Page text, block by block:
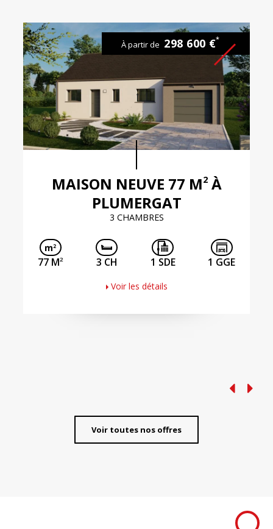
MAISON NEUVE 77 M2À
PLUMERGAT
3 CHAMBRES
À partir de 298 600 €*
77 M2 3 CH 1 SDE 1 GGE
Voir les détails
Voir toutes nos offres